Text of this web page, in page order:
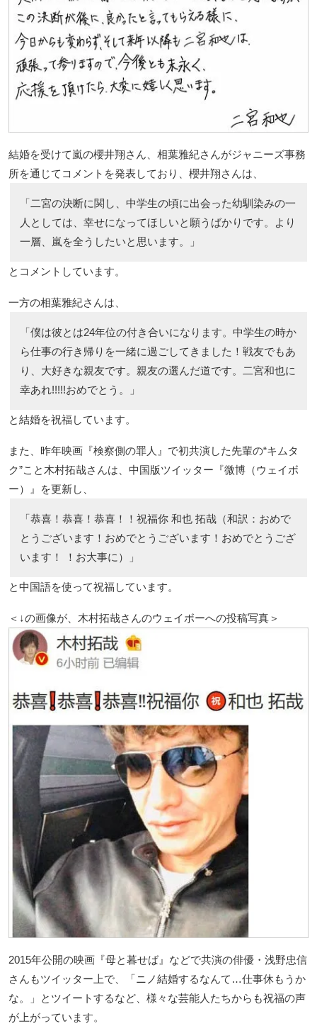
結婚を受けて嵐の櫻井翔さん、相葉雅紀さんがジャニーズ事務
所を通じてコメントを発表しており、櫻井翔さんは、
「二宮の決断に関し、中学生の頃に出会った幼馴染みの一
人としては、幸せになってほしいと願うばかりです。より
一層、嵐を全うしたいと思います。」
とコメントしています。
一方の相葉雅紀さんは、
「僕は彼とは24年位の付き合いになります。中学生の時か
ら仕事の行き帰りを一緒に過ごしてきました！戦友でもあ
り、大好きな親友です。親友の選んだ道です。二宮和也に
幸あれ!!!!!おめでとう。」
と結婚を祝福しています。
また、昨年映画『検察側の罪人』で初共演した先輩の“キムタ
ク”こと木村拓哉さんは、中国版ツイッター『微博（ウェイボ
ー）』を更新し、
「恭喜！恭喜！恭喜！！祝福你 和也 拓哉（和訳：おめで
とうございます！おめでとうございます！おめでとうござ
います！ ！お大事に）」
と中国語を使って祝福しています。
＜↓の画像が、木村拓哉さんのウェイボーへの投稿写真＞
2015年公開の映画『母と暮せば』などで共演の俳優・浅野忠信
さんもツイッター上で、「ニノ結婚するなんて…仕事休もうか
な。」とツイートするなど、様々な芸能人たちからも祝福の声
が上がっています。